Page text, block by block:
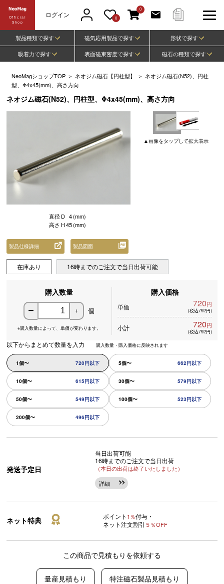
Official
Shop
ログイン 0
0
製品種類で探す 磁気応用製品で探す
形状で探す
吸着力で探す
表面磁束密度で探す 磁石の種類で探す
NeoMagショップTOP ＞ ネオジム磁石【円柱型】 ＞ ネオジム磁石(N52)、円柱
型、Φ4x45(mm)、高さ方向
ネオジム磁石(N52)、円柱型、Φ4x45(mm)、高さ方向
▲画像をタップして拡大表示
直径D 4(mm)
高さ H45(mm)
製品仕様詳細 製品図面
在庫あり 16時までのご注文で当日出荷可能
購入数量
ー ＋ 個
※購入数量によって、 単価が変わります。
購入価格
単価 720円
(税込792円)
小計 720円
(税込792円)
以下からまとめて数量を入力 購入数量・購入価格に反映されます
1個〜 720円以下 5個〜 662円以下
10個〜 615円以下 30個〜 579円以下
50個〜 549円以下 100個〜 523円以下
200個〜 496円以下
発送予定日
当日出荷可能
16時までのご注文で当日出荷
（本日の出荷は終了いたしました）
詳細
ネット特典 ポイント 1％付与・
ネット注文割引 ５％OFF
この商品で見積もりを依頼する
量産見積もり 特注磁石製品見積もり